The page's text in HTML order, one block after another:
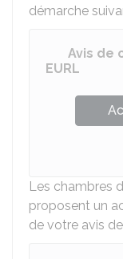
démarche
Avis de
EURL
Les chambres
proposent un
de votre avis